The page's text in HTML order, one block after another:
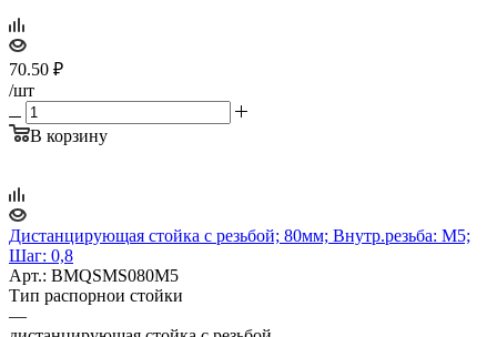
70.50 ₽
/шт
В корзину
Дистанцирующая стойка с резьбой; 80мм; Внутр.резьба: M5;
Шаг: 0,8
Арт.: BMQSMS080M5
Тип распорнои стойки
—